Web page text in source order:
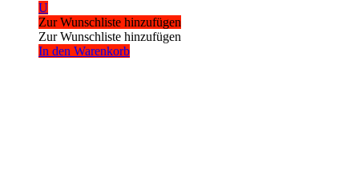
U
Zur Wunschliste hinzufügen
Zur Wunschliste hinzufügen
In den Warenkorb